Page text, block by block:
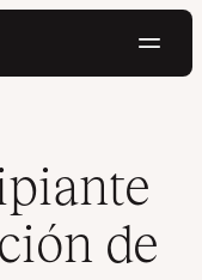
Velocidad del Sitio
de